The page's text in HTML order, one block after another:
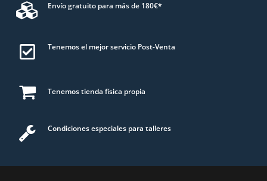
Envío gratuito para más de 180€*
Tenemos el mejor servicio Post-Venta
Tenemos tienda física propia
Condiciones especiales para talleres